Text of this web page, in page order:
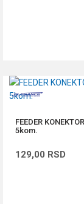
FEEDER
5kom.
129,00 RSD